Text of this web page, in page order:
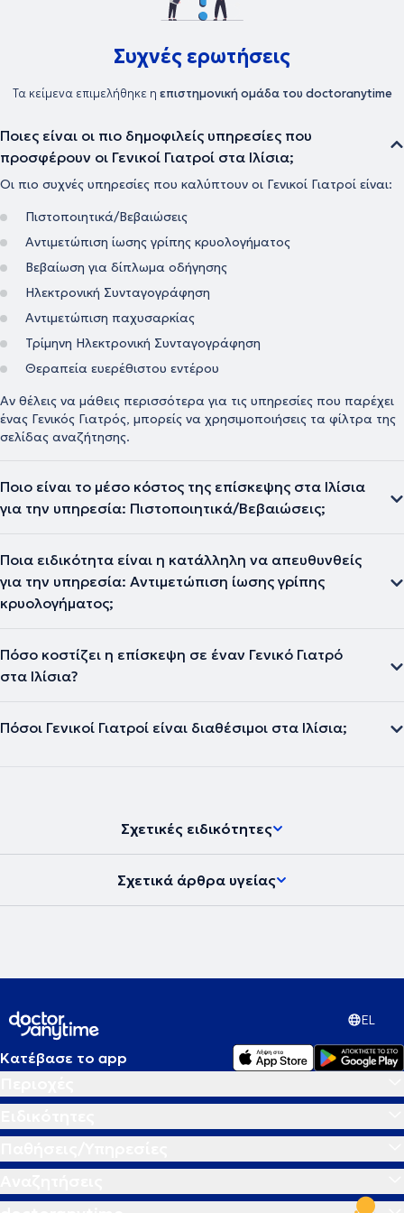
Συχνές ερωτήσεις
Τα κείμενα επιμελήθηκε η επιστημονική ομάδα του doctoranytime
Ποιες είναι οι πιο δημοφιλείς υπηρεσίες που
προσφέρουν οι Γενικοί Γιατροί στα Ιλίσια;
Οι πιο συχνές υπηρεσίες που καλύπτουν οι Γενικοί Γιατροί είναι:
Πιστοποιητικά/Βεβαιώσεις
Αντιμετώπιση ίωσης γρίπης κρυολογήματος
Βεβαίωση για δίπλωμα οδήγησης
Ηλεκτρονική Συνταγογράφηση
Αντιμετώπιση παχυσαρκίας
Τρίμηνη Ηλεκτρονική Συνταγογράφηση
Θεραπεία ευερέθιστου εντέρου
Αν θέλεις να μάθεις περισσότερα για τις υπηρεσίες που παρέχει
ένας Γενικός Γιατρός, μπορείς να χρησιμοποιήσεις τα φίλτρα της
σελίδας αναζήτησης.
Ποιο είναι το μέσο κόστος της επίσκεψης στα Ιλίσια
για την υπηρεσία: Πιστοποιητικά/Βεβαιώσεις;
Ποια ειδικότητα είναι η κατάλληλη να απευθυνθείς
για την υπηρεσία: Αντιμετώπιση ίωσης γρίπης
κρυολογήματος;
Πόσο κοστίζει η επίσκεψη σε έναν Γενικό Γιατρό
στα Ιλίσια?
Πόσοι Γενικοί Γιατροί είναι διαθέσιμοι στα Ιλίσια;
Σχετικές ειδικότητες
Σχετικά άρθρα υγείας
EL
Κατέβασε το app